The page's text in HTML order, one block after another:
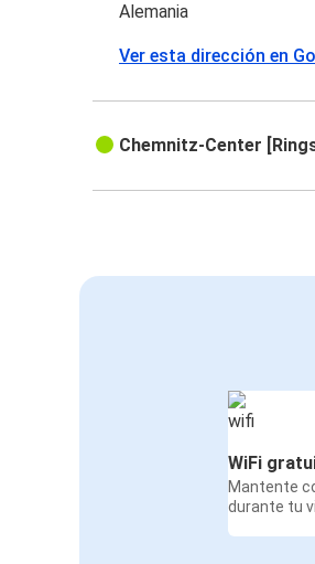
Alemania
Ver esta dirección en
Chemnitz-Center
WiFi
Mantente
durante tu